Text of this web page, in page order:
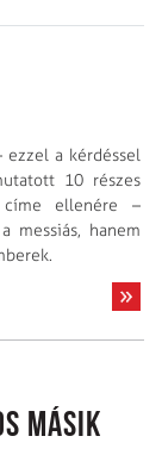
ezzel a kérdéssel
10 részes
ellenére –
messiás, hanem
másik